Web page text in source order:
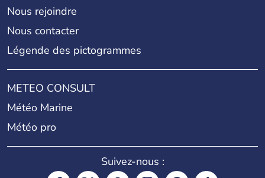
Nous rejoindre
Nous contacter
Légende des pictogrammes
METEO CONSULT
Météo Marine
Météo pro
Suivez-nous :